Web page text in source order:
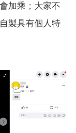
加乘；大家不
製具有個人特